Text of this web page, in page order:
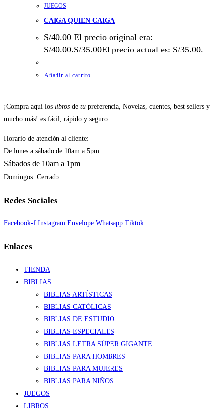
JUEGOS
CAIGA QUIEN CAIGA
S/40.00 El precio original era:
S/40.00.S/35.00El precio actual es: S/35.00.
Añadir al carrito
¡Compra aquí los libros de tu preferencia, Novelas, cuentos, best sellers y
mucho más! es fácil, rápido y seguro.
Horario de atención al cliente:
De lunes a sábado de 10am a 5pm
Sábados de 10am a 1pm
Domingos: Cerrado
Redes Sociales
Facebook-f Instagram Envelope Whatsapp Tiktok
Enlaces
TIENDA
BIBLIAS
BIBLIAS ARTÍSTICAS
BIBLIAS CATÓLICAS
BIBLIAS DE ESTUDIO
BIBLIAS ESPECIALES
BIBLIAS LETRA SÚPER GIGANTE
BIBLIAS PARA HOMBRES
BIBLIAS PARA MUJERES
BIBLIAS PARA NIÑOS
JUEGOS
LIBROS